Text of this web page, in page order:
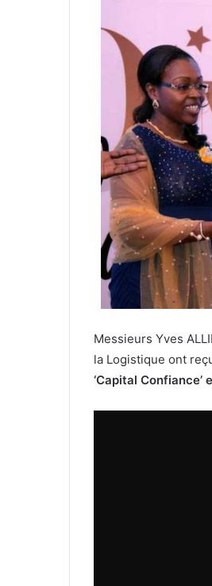
Messieurs Yves
la Logistique ont
‘Capital Confiance’